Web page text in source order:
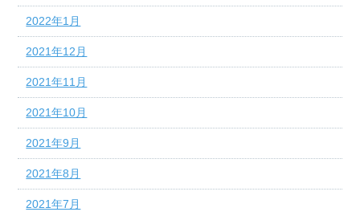
2022年1月
2021年12月
2021年11月
2021年10月
2021年9月
2021年8月
2021年7月